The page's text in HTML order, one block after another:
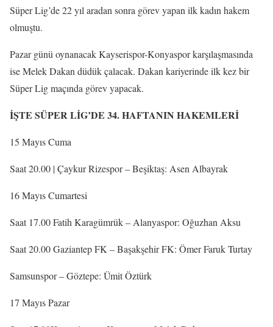
Süper Lig’de 22 yıl aradan sonra görev yapan ilk kadın hakem
olmuştu.
Pazar günü oynanacak Kayserispor-Konyaspor karşılaşmasında
ise Melek Dakan düdük çalacak. Dakan kariyerinde ilk kez bir
Süper Lig maçında görev yapacak.
İŞTE SÜPER LİG’DE 34. HAFTANIN HAKEMLERİ
15 Mayıs Cuma
Saat 20.00 | Çaykur Rizespor – Beşiktaş: Asen Albayrak
16 Mayıs Cumartesi
Saat 17.00 Fatih Karagümrük – Alanyaspor: Oğuzhan Aksu
Saat 20.00 Gaziantep FK – Başakşehir FK: Ömer Faruk Turtay
Samsunspor – Göztepe: Ümit Öztürk
17 Mayıs Pazar